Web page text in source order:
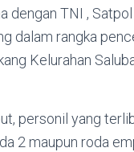
dengan TNI ,
dalam rangka
Kelurahan
personil yang
2 maupun roda